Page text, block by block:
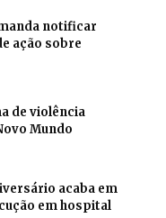
notificar
ação sobre
de violência
Mundo
acaba em
em hospital